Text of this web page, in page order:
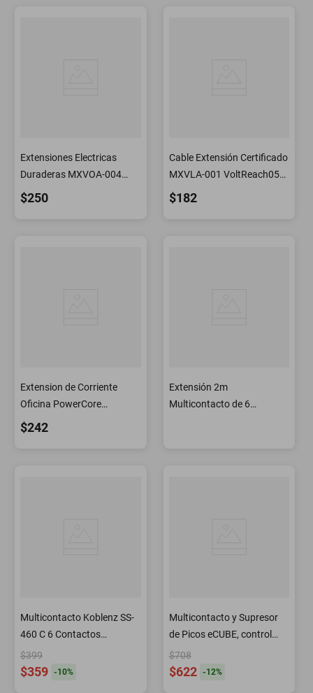
Extensiones Electricas
Duraderas MXVOA-004
VoltReach03 Cable
$250
Cable Extensión Certificado
MXVLA-001 VoltReach05
Extensión Eléctrica Alta
$182
Extension de Corriente
Oficina PowerCore
MXOWC-001 Toma
$242
Extensión 2m
Multicontacto de 6
Multicontacto Koblenz SS-
460 C 6 Contactos
Supresor 420 joule
$399
$359 -10%
Multicontacto y Supresor
de Picos eCUBE, control
remoto
$708
$622 -12%